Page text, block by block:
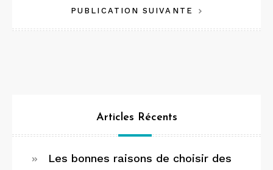
l’articlePUBLICATION SUIVANTE
Articles Récents
Les bonnes raisons de choisir des